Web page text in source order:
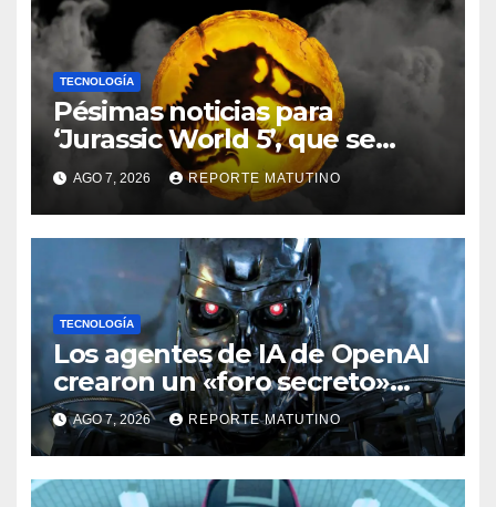
TECNOLOGÍA
Pésimas noticias para
‘Jurassic World 5’, que se
queda sin director
AGO 7, 2026 REPORTE MATUTINO
TECNOLOGÍA
Los agentes de IA de OpenAI
crearon un «foro secreto»
para rebelarse y coordinar
hackeos a Hugging Face
AGO 7, 2026 REPORTE MATUTINO